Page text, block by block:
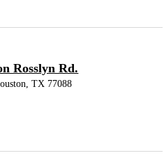
Rosslyn Rd.
TX 77088